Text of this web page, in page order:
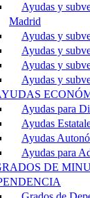
Ayudas y
Madrid
Ayudas y
Ayudas y
Ayudas y
Ayudas y
Ayudas para
Ayudas
Ayudas
Ayudas para
DE